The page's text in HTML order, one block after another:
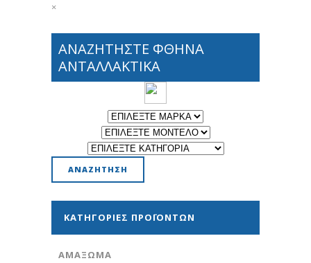
×
ΑΝΑΖΗΤΗΣΤΕ ΦΘΗΝΑ
ΑΝΤΑΛΛΑΚΤΙΚΑ
ΚΑΤΗΓΟΡΊΕΣ ΠΡΟΪΌΝΤΩΝ
ΑΜΆΞΩΜΑ